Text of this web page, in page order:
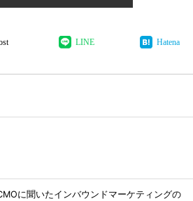
LINE Hatena
に聞いたインバウンドマーケティングの